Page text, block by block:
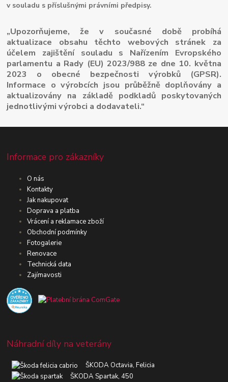
v souladu s příslušnými právními předpisy.
„Upozorňujeme, že v současné době probíhá
aktualizace obsahu těchto webových stránek za
účelem zajištění souladu s Nařízením Evropského
parlamentu a Rady (EU) 2023/988 ze dne 10. května
2023 o obecné bezpečnosti výrobků (GPSR).
Informace o výrobcích jsou průběžně doplňovány a
aktualizovány na základě podkladů poskytovaných
jednotlivými výrobci a dodavateli.“
Informace pro zákazníky
O nás
Kontakty
Jak nakupovat
Doprava a platba
Vrácení a reklamace zboží
Obchodní podmínky
Fotogalerie
Renovace
Technická data
Zajímavosti
Náhradní díly na veterány
ŠKODA Octavia, Felicia
ŠKODA Spartak, 450